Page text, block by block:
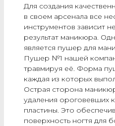
Для создания
в своем арсенала все
инструментов зависит
результат маникюра.
является пушер для
Пушер №1 нашей
травмируя её. Форма
каждая из которых
Острая сторона
удаления ороговевших
пластины. Это
поверхность ногтя для